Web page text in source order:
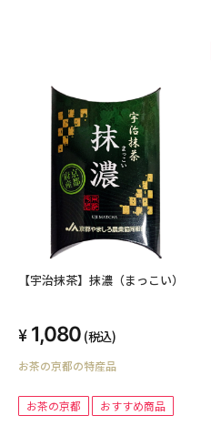
【宇治抹茶】抹濃（まっこい）
1,080 (税込)
お茶の京都の特産品
お茶の京都 おすすめ商品